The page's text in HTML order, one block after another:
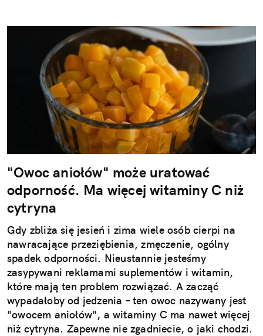
"Owoc aniołów" może uratować
odporność. Ma więcej witaminy C niż
cytryna
Gdy zbliża się jesień i zima wiele osób cierpi na
nawracające przeziębienia, zmęczenie, ogólny
spadek odporności. Nieustannie jesteśmy
zasypywani reklamami suplementów i witamin,
które mają ten problem rozwiązać. A zacząć
wypadałoby od jedzenia – ten owoc nazywany jest
"owocem aniołów", a witaminy C ma nawet więcej
niż cytryna. Zapewne nie zgadniecie, o jaki chodzi.